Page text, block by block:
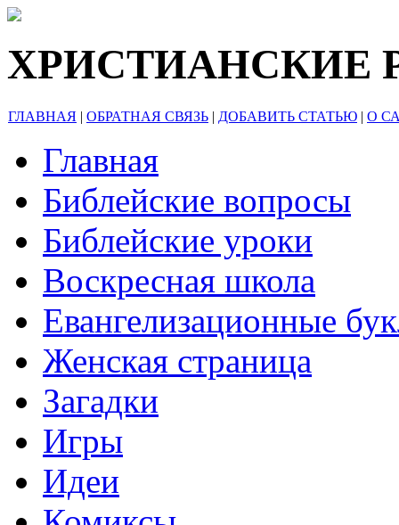
ХРИСТИАНСКИЕ
ГЛАВНАЯ | ОБРАТНАЯ СВЯЗЬ | ДОБАВИТЬ СТАТЬЮ | О
Главная
Библейские вопросы
Библейские уроки
Воскресная школа
Евангелизационные
Женская страница
Загадки
Игры
Идеи